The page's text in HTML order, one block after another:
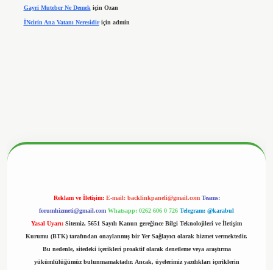
Gayri Muteber Ne Demek için Ozan
İNcirin Ana Vatanı Neresidiriçin admin
Reklam ve İletişim: E-mail: backlinkpaneli@gmail.com Teams:
forumhizmeti@gmail.com Whatsapp: 0262 606 0 726 Telegram: @karabul
Yasal Uyarı: Sitemiz, 5651 Sayılı Kanun gereğince Bilgi Teknolojileri ve İletişim
Kurumu (BTK) tarafından onaylanmış bir Yer Sağlayıcı olarak hizmet vermektedir.
Bu nedenle, sitedeki içerikleri proaktif olarak denetleme veya araştırma
yükümlülüğümüz bulunmamaktadır. Ancak, üyelerimiz yazdıkları içeriklerin